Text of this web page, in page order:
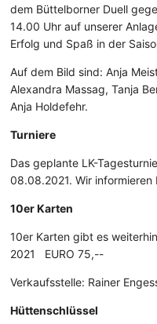
dem Büttelborner Duell
14.00 Uhr auf unserer
Erfolg und Spaß in der
Auf dem Bild sind: Anja
Alexandra Massag, Tanja
Anja Holdefehr.
Turniere
Das geplante LK-
08.08.2021. Wir informieren
10er Karten
10er Karten gibt es
2021 EURO 75,--
Verkaufsstelle: Rainer
Hüttenschlüssel